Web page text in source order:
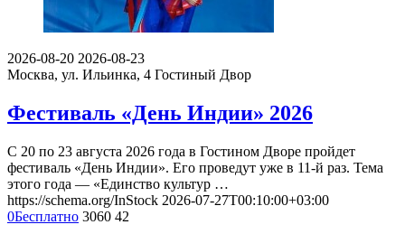
2026-08-20 2026-08-23
Москва, ул. Ильинка, 4 Гостиный Двор
Фестиваль «День Индии» 2026
С 20 по 23 августа 2026 года в Гостином Дворе пройдет
фестиваль «День Индии». Его проведут уже в 11-й раз. Тема
этого года — «Единство культур …
https://schema.org/InStock 2026-07-27T00:10:00+03:00
0Бесплатно 3060 42